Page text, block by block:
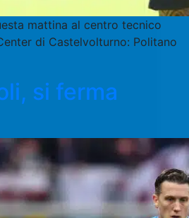
mattina al centro tecnico
di Castelvolturno: Politano
si ferma